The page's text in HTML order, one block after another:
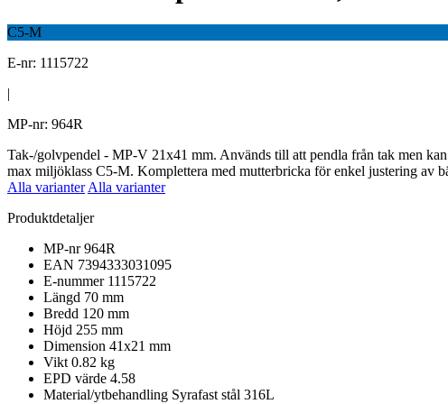
C5-M
E-nr: 1115722
|
MP-nr: 964R
Tak-/golvpendel - MP-V 21x41 mm. Används till att pendla från tak men
max miljöklass C5-M. Komplettera med mutterbricka för enkel justering av
Alla varianter Alla varianter
Produktdetaljer
MP-nr 964R
EAN 7394333031095
E-nummer 1115722
Längd 70 mm
Bredd 120 mm
Höjd 255 mm
Dimension 41x21 mm
Vikt 0.82 kg
EPD värde 4.58
Material/ytbehandling Syrafast stål 316L